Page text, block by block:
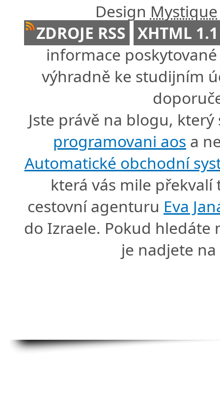
Design Mystique
ZDROJE RSS XHTML 1.1
informace
výhradně ke studijním
Jste právě na blogu,
programovani aos a
Automatické obchodní
která vás mile
cestovní agenturu Eva
do Izraele. Pokud hledáte
je nadjete